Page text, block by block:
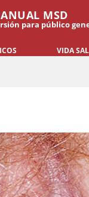
MSD
para público
VIDA